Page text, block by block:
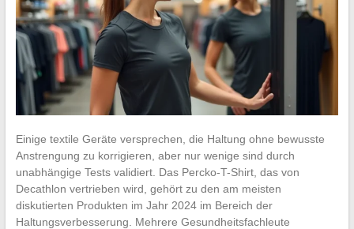
Einige textile Geräte versprechen, die Haltung ohne bewusste
Anstrengung zu korrigieren, aber nur wenige sind durch
unabhängige Tests validiert. Das Percko-T-Shirt, das von
Decathlon vertrieben wird, gehört zu den am meisten
diskutierten Produkten im Jahr 2024 im Bereich der
Haltungsverbesserung. Mehrere Gesundheitsfachleute